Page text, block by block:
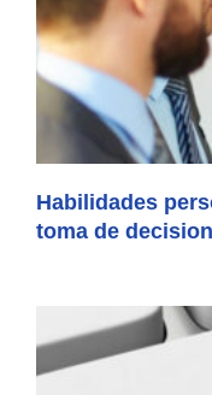
Habilidades
toma de